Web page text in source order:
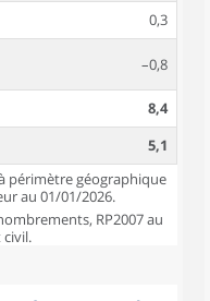
0,3
–0,8
8,4
5,1
périmètre géographique
au 01/01/2026.
RP2007 au
civil.